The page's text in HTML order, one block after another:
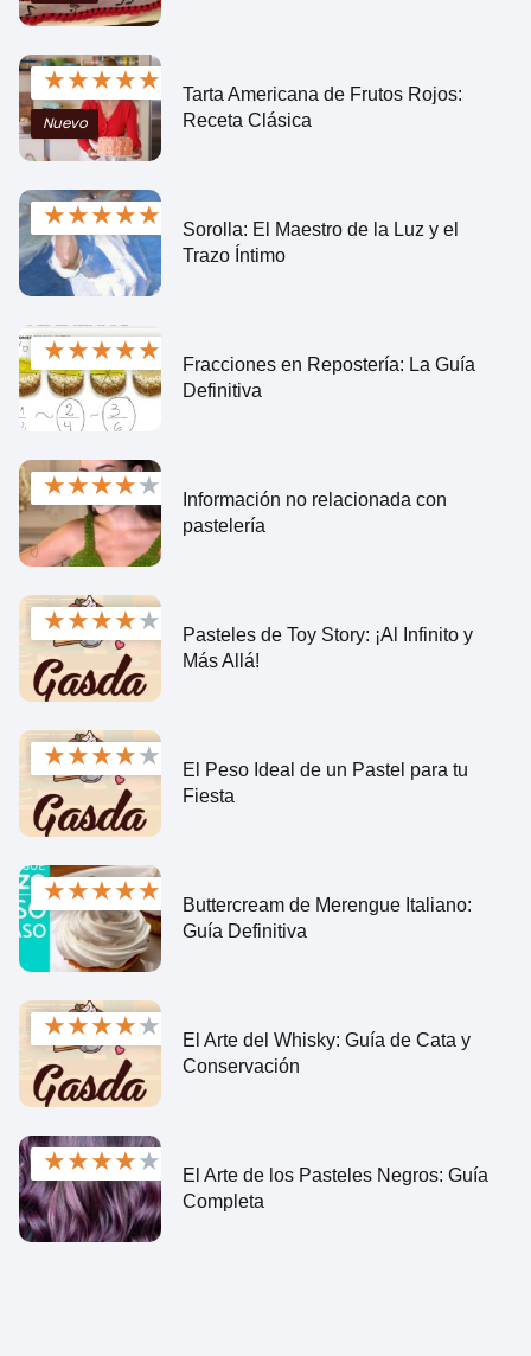
★★★★★
Nuevo
Tarta Americana de Frutos Rojos:
Receta Clásica
★★★★★
Sorolla: El Maestro de la Luz y el
Trazo Íntimo
★★★★★
Fracciones en Repostería: La Guía
Definitiva
★★★★★
Información no relacionada con
pastelería
★★★★★
Pasteles de Toy Story: ¡Al Infinito y
Más Allá!
★★★★★
El Peso Ideal de un Pastel para tu
Fiesta
★★★★★
Buttercream de Merengue Italiano:
Guía Definitiva
★★★★★
El Arte del Whisky: Guía de Cata y
Conservación
★★★★★
El Arte de los Pasteles Negros: Guía
Completa